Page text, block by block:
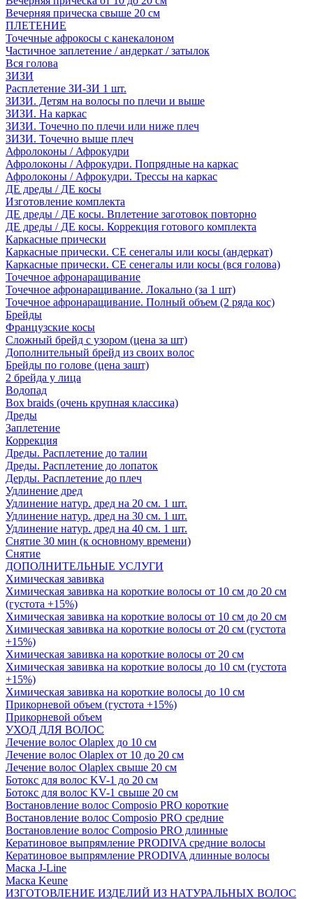
Вечерняя прическа свыше 20 см
ПЛЕТЕНИЕ
Точечные афрокосы с канекалоном
Частичное заплетение / андеркат / затылок
Вся голова
ЗИЗИ
Расплетение ЗИ-ЗИ 1 шт.
ЗИЗИ. Детям на волосы по плечи и выше
ЗИЗИ. На каркас
ЗИЗИ. Точечно по плечи или ниже плеч
ЗИЗИ. Точечно выше плеч
Афролоконы / Афрокудри
Афролоконы / Афрокудри. Попрядные на каркас
Афролоконы / Афрокудри. Трессы на каркас
ДЕ дреды / ДЕ косы
Изготовление комплекта
ДЕ дреды / ДЕ косы. Вплетение заготовок повторно
ДЕ дреды / ДЕ косы. Коррекция готового комплекта
Каркасные прически
Каркасные прически. СЕ сенегалы или косы (андеркат)
Каркасные прически. СЕ сенегалы или косы (вся голова)
Точечное афронаращивание
Точечное афронаращивание. Локально (за 1 шт)
Точечное афронаращивание. Полный объем (2 ряда кос)
Брейды
Французские косы
Сложный брейд с узором (цена за шт)
Дополнительный брейд из своих волос
Брейды по голове (цена зашт)
2 брейда у лица
Водопад
Box braids (очень крупная классика)
Дреды
Заплетение
Коррекция
Дреды. Расплетение до талии
Дреды. Расплетение до лопаток
Дерды. Расплетение до плеч
Удлинение дред
Удлинение натур. дред на 20 см. 1 шт.
Удлинение натур. дред на 30 см. 1 шт.
Удлинение натур. дред на 40 см. 1 шт.
Снятие 30 мин (к основному времени)
Снятие
ДОПОЛНИТЕЛЬНЫЕ УСЛУГИ
Химическая завивка
Химическая завивка на короткие волосы от 10 см до 20 см
(густота +15%)
Химическая завивка на короткие волосы от 10 см до 20 см
Химическая завивка на короткие волосы от 20 см (густота
+15%)
Химическая завивка на короткие волосы от 20 см
Химическая завивка на короткие волосы до 10 см (густота
+15%)
Химическая завивка на короткие волосы до 10 см
Прикорневой объем (густота +15%)
Прикорневой объем
УХОД ДЛЯ ВОЛОС
Лечение волос Olapleх до 10 см
Лечение волос Olapleх от 10 до 20 см
Лечение волос Olapleх свыше 20 см
Ботокс для волос KV-1 до 20 см
Ботокс для волос KV-1 свыше 20 см
Востановление волос Composio PRO короткие
Востановление волос Composio PRO средние
Востановление волос Composio PRO длинные
Кератиновое выпрямление PRODIVA средние волосы
Кератиновое выпрямление PRODIVA длинные волосы
Маска J-Line
Маска Keune
ИЗГОТОВЛЕНИЕ ИЗДЕЛИЙ ИЗ НАТУРАЛЬНЫХ ВОЛОС